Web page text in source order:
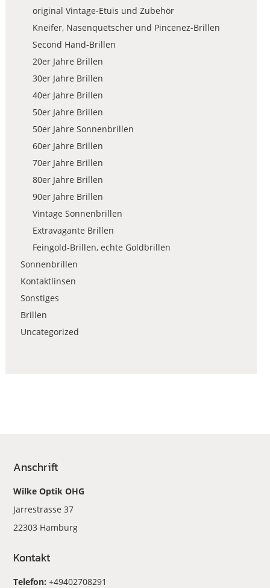
original Vintage-Etuis und Zubehör
Kneifer, Nasenquetscher und Pincenez-Brillen
Second Hand-Brillen
20er Jahre Brillen
30er Jahre Brillen
40er Jahre Brillen
50er Jahre Brillen
50er Jahre Sonnenbrillen
60er Jahre Brillen
70er Jahre Brillen
80er Jahre Brillen
90er Jahre Brillen
Vintage Sonnenbrillen
Extravagante Brillen
Feingold-Brillen, echte Goldbrillen
Sonnenbrillen
Kontaktlinsen
Sonstiges
Brillen
Uncategorized
Anschrift
Wilke Optik OHG
Jarrestrasse 37
22303 Hamburg
Kontakt
Telefon:+49402708291